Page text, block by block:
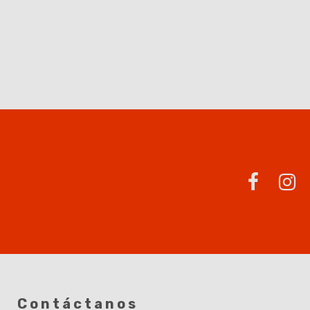
Contáctanos